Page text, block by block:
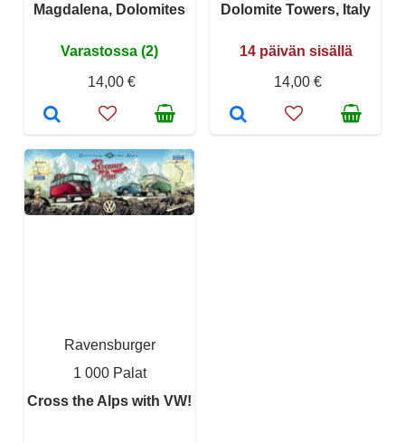
Magdalena, Dolomites
Varastossa (2)
14,00 €
Dolomite Towers, Italy
14 päivän sisällä
14,00 €
Ravensburger
1 000 Palat
Cross the Alps with VW!